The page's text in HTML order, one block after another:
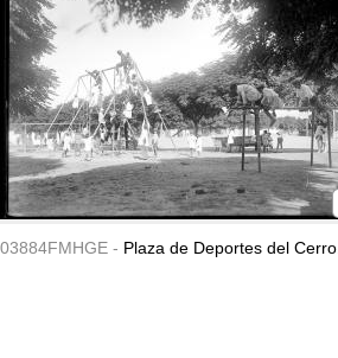
03884FMHGE - Plaza de Deportes del Cerro.